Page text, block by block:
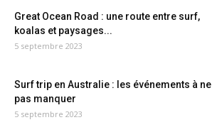
Great Ocean Road : une route entre surf,
koalas et paysages...
5 septembre 2023
Surf trip en Australie : les événements à ne
pas manquer
5 septembre 2023